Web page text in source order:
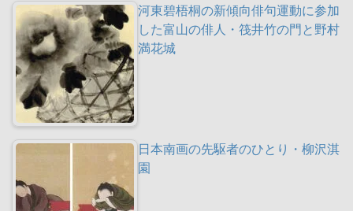
河東碧梧桐の新傾向俳句運動に参加
した富山の俳人・筏井竹の門と野村
満花城
日本南画の先駆者のひとり・柳沢淇
園